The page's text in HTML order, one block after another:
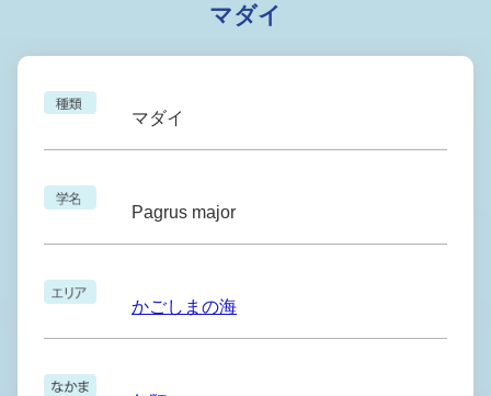
マダイ
マダイ
Pagrus major
かごしまの海